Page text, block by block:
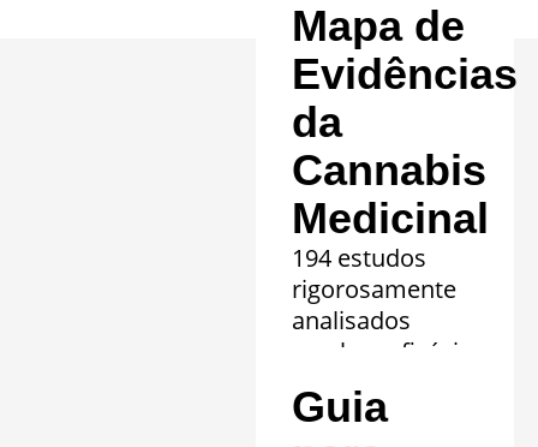
Mapa de
Evidências
da
Cannabis
Medicinal
194 estudos
rigorosamente
analisados
revelam eficácia
comprovada em
20 quadros
Guia